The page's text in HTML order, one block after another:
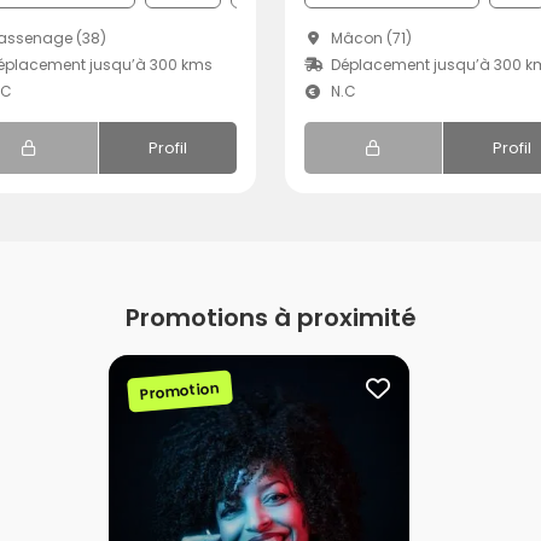
(38)
jusqu’à 300 kms
Profil
Mâcon (71)
Déplacement jusqu’à 300
N.C
Profil
Promotions à proximité
Promotion